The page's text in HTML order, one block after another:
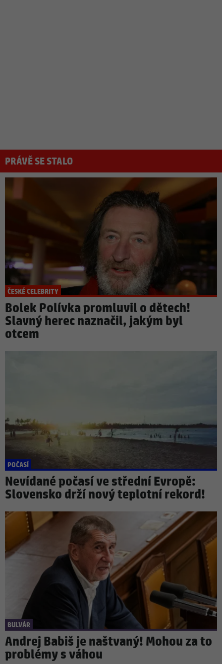
PRÁVĚ SE STALO
ČESKÉ CELEBRITY
Bolek Polívka promluvil o dětech!
Slavný herec naznačil, jakým byl
otcem
POČASÍ
Nevídané počasí ve střední Evropě:
Slovensko drží nový teplotní rekord!
BULVÁR
Andrej Babiš je naštvaný! Mohou za to
problémy s váhou